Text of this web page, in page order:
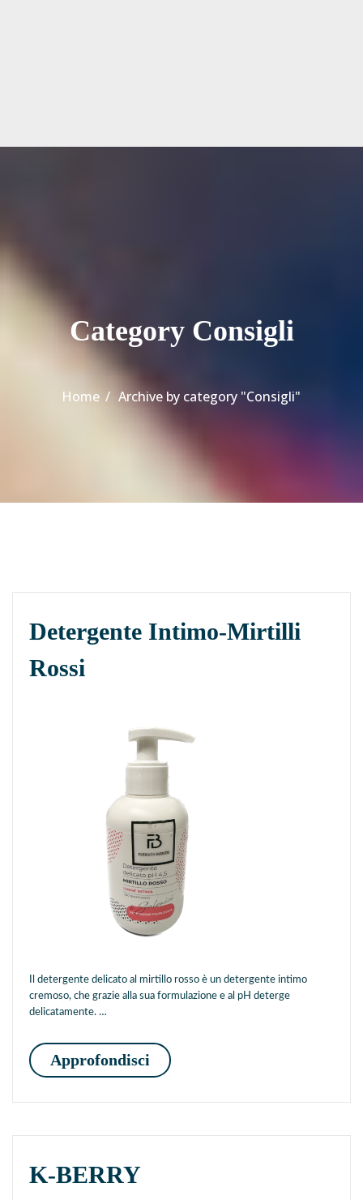
Category Consigli
Home Archive by category "Consigli"
Detergente Intimo-Mirtilli
Rossi
Il detergente delicato al mirtillo rosso è un detergente intimo
cremoso, che grazie alla sua formulazione e al pH deterge
delicatamente. …
Approfondisci Detergente Intimo-Mirtilli
K-BERRY